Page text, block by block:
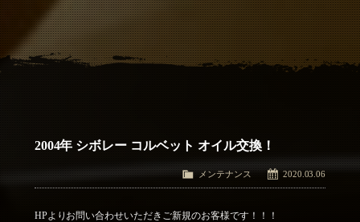
Blog
つぶやき Factory
会社概要
2004年 シボレー コルベット オイル交換！
2020.03.06
メンテナンス
HPよりお問い合わせいただきご新規のお客様です！！！